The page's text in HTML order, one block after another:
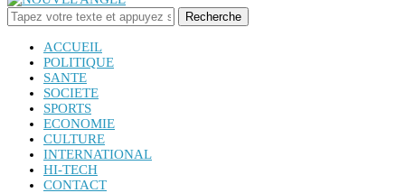
Recherche
ACCUEIL
POLITIQUE
SANTE
SOCIETE
SPORTS
ECONOMIE
CULTURE
INTERNATIONAL
HI-TECH
CONTACT